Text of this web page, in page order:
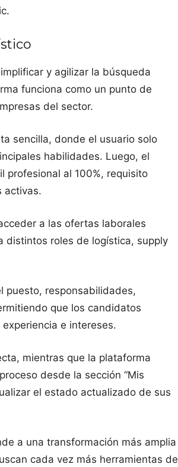
y agilizar la búsqueda
funciona como un punto de
del sector.
sencilla, donde el usuario solo
habilidades. Luego, el
profesional al 100%, requisito
activas.
a las ofertas laborales
distintos roles de logística, supply
puesto, responsabilidades,
que los candidatos
e intereses.
mientras que la plataforma
desde la sección “Mis
el estado actualizado de sus
a una transformación más amplia
cada vez más herramientas de